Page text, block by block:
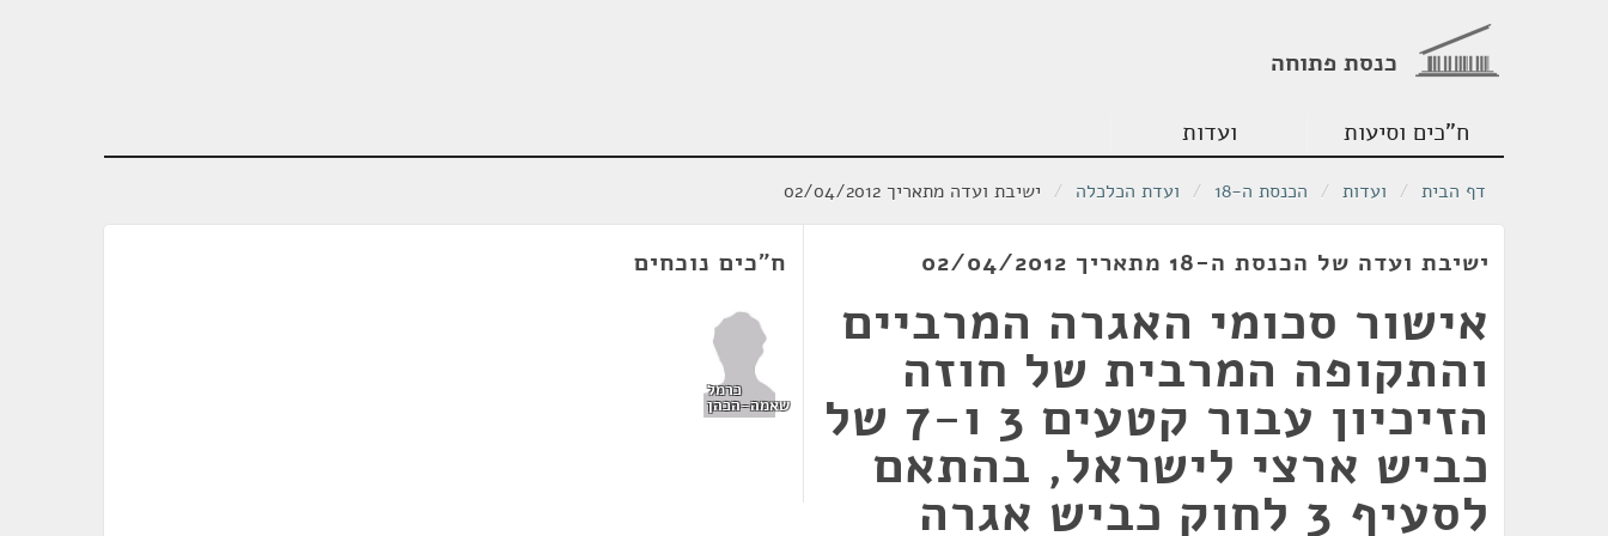
כנסת פתוחה
ח"כים וסיעות ועדות
דף הבית / ועדות / הכנסת ה-18 / ועדת הכלכלה / ישיבת ועדה מתאריך 02/04/2012
ישיבת ועדה של הכנסת ה-18 מתאריך 02/04/2012
אישור סכומי האגרה המרביים
והתקופה המרבית של חוזה
הזיכיון עבור קטעים 3 ו-7 של
כביש ארצי לישראל, בהתאם
לסעיף 3 לחוק כביש אגרה
ח"כים נוכחים
כרמל
שאמה-הכהן